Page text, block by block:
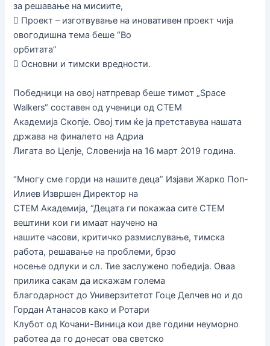
за решавање на мисиите,
 Проект – изготвување на иновативен проект чија
овогодишна тема беше “Во
орбитата”
 Основни и тимски вредности.
Победници на овој натпревар беше тимот „Space
Walkers“ составен од ученици од СТЕМ
Академија Скопје. Овој тим ќе ја претставува нашата
држава на финалето на Адриа
Лигата во Целје, Словенија на 16 март 2019 година.
“Многу сме горди на нашите деца” Изјави Жарко Поп-
Илиев Извршен Директор на
СТЕМ Академија, “Децата ги покажаа сите СТЕМ
вештини кои ги имаат научено на
нашите часови, критичко размислување, тимска
работа, решавање на проблеми, брзо
носење одлуки и сл. Тие заслужено победија. Оваа
прилика сакам да искажам голема
благодарност до Универзитетот Гоце Делчев но и до
Гордан Атанасов како и Ротари
Клубот од Кочани-Виница кои две години неуморно
работеа да го донесат ова светско